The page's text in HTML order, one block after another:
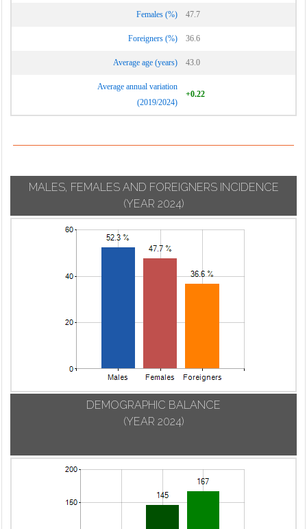
Vignate
Vizzolo
Predabissi
Giacomo
Females (%) 47.7
Foreigners (%) 36.6
Average age (years) 43.0
Average annual variation
(2019/2024)
+0.22
MALES, FEMALES AND FOREIGNERS INCIDENCE
(YEAR 2024)
DEMOGRAPHIC BALANCE
(YEAR 2024)